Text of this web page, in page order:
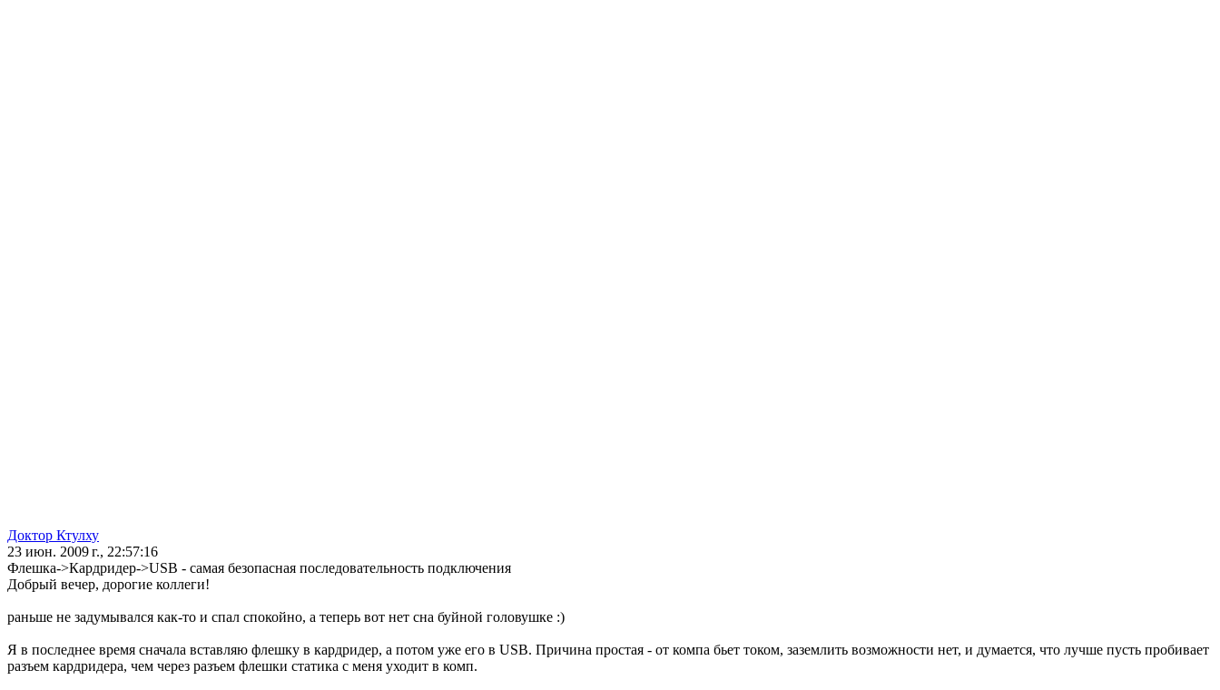
Доктор Ктулху
23 июн. 2009 г., 22:57:16
Флешка->Кардридер->USB - самая безопасная последовательность подключения
Добрый вечер, дорогие коллеги!
раньше не задумывался как-то и спал спокойно, а теперь вот нет сна буйной головушке :)
Я в последнее время сначала вставляю флешку в кардридер, а потом уже его в USB. Причина простая - от компа бьет током, заземлить возможности нет, и думается, что лучше пусть пробивает
разъем кардридера, чем через разъем флешки статика с меня уходит в комп.